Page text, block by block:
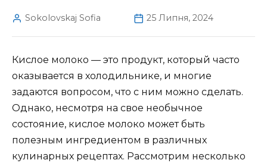
Sokolovskaj Sofia 25 Липня, 2024
Кислое молоко — это продукт, который часто
оказывается в холодильнике, и многие
задаются вопросом, что с ним можно сделать.
Однако, несмотря на свое необычное
состояние, кислое молоко может быть
полезным ингредиентом в различных
кулинарных рецептах. Рассмотрим несколько